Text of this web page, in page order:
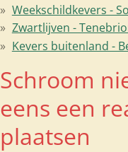
Weekschildkevers -
Zwartlijven -
Kevers buitenland -
Schroom
eens een
plaatsen